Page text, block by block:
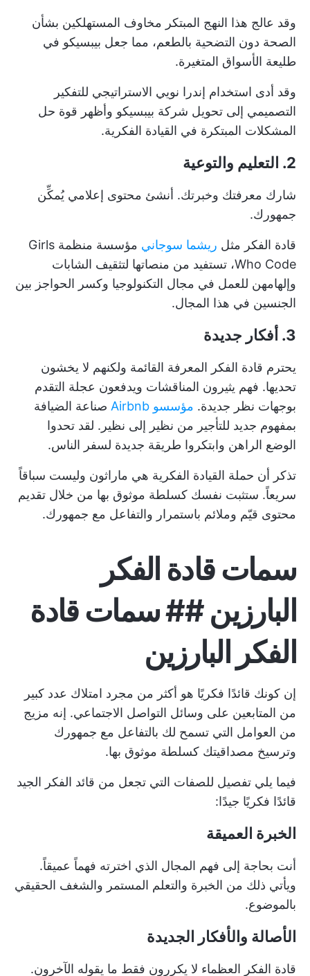
وقد عالج هذا النهج المبتكر مخاوف المستهلكين بشأن
الصحة دون التضحية بالطعم، مما جعل بيبسيكو في
طليعة الأسواق المتغيرة.
وقد أدى استخدام إندرا نويي الاستراتيجي للتفكير
التصميمي إلى تحويل شركة بيبسيكو وأظهر قوة حل
المشكلات المبتكرة في القيادة الفكرية.
2. التعليم والتوعية
شارك معرفتك وخبرتك. أنشئ محتوى إعلامي يُمكِّن
جمهورك.
قادة الفكر مثل ريشما سوجاني
مؤسسة منظمة Girls
Who Code، تستفيد من منصاتها لتثقيف الشابات
وإلهامهن للعمل في مجال التكنولوجيا وكسر الحواجز بين
الجنسين في هذا المجال.
3. أفكار جديدة
يحترم قادة الفكر المعرفة القائمة ولكنهم لا يخشون
تحديها. فهم يثيرون المناقشات ويدفعون عجلة التقدم
بوجهات نظر جديدة. مؤسسو Airbnb
صناعة الضيافة
بمفهوم جديد للتأجير من نظير إلى نظير. لقد تحدوا
الوضع الراهن وابتكروا طريقة جديدة لسفر الناس.
تذكر أن حملة القيادة الفكرية هي ماراثون وليست سباقاً
سريعاً. ستثبت نفسك كسلطة موثوق بها من خلال تقديم
محتوى قيّم وملائم باستمرار والتفاعل مع جمهورك.
سمات قادة الفكر
البارزين ## سمات قادة
الفكر البارزين
إن كونك قائدًا فكريًا هو أكثر من مجرد امتلاك عدد كبير
من المتابعين على وسائل التواصل الاجتماعي. إنه مزيج
من العوامل التي تسمح لك بالتفاعل مع جمهورك
وترسيخ مصداقيتك كسلطة موثوق بها.
فيما يلي تفصيل للصفات التي تجعل من قائد الفكر الجيد
قائدًا فكريًا جيدًا:
الخبرة العميقة
أنت بحاجة إلى فهم المجال الذي اخترته فهماً عميقاً.
ويأتي ذلك من الخبرة والتعلم المستمر والشغف الحقيقي
بالموضوع.
الأصالة والأفكار الجديدة
قادة الفكر العظماء لا يكررون فقط ما يقوله الآخرون.